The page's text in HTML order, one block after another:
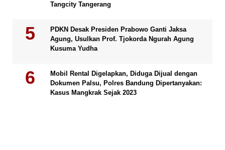
Tangcity Tangerang
PDKN Desak Presiden Prabowo Ganti Jaksa
Agung, Usulkan Prof. Tjokorda Ngurah Agung
Kusuma Yudha
Mobil Rental Digelapkan, Diduga Dijual dengan
Dokumen Palsu, Polres Bandung Dipertanyakan:
Kasus Mangkrak Sejak 2023